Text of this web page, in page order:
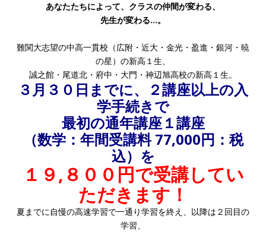
あなたたちによって、クラスの仲間が変わる、
先生が変わる…。
難関大志望の中高一貫校（広附・近大・金光・盈進・銀河・暁
の星）の新高１生、
誠之館・尾道北・府中・大門・神辺旭高校の新高１生。
３月３０日までに、２講座以上の入
学手続きで
最初の通年講座１講座
（数学：年間受講料 77,000円：税
込）を
１９,８００円で受講してい
ただきます！
夏までに自慢の高速学習で一通り学習を終え、以降は２回目の
学習、